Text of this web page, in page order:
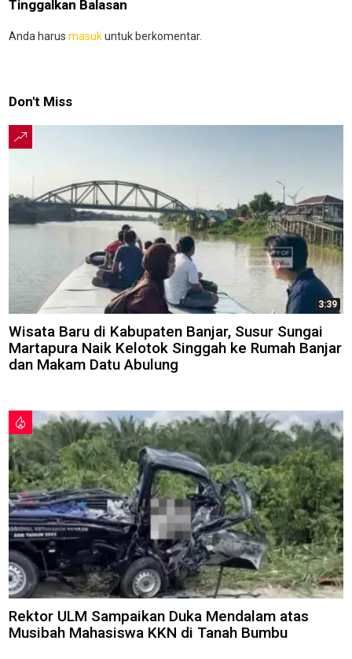
Tinggalkan Balasan
Anda harus masukuntuk berkomentar.
Don't Miss
3:39
Wisata Baru di Kabupaten Banjar, Susur Sungai
Martapura Naik Kelotok Singgah ke Rumah Banjar
dan Makam Datu Abulung
Rektor ULM Sampaikan Duka Mendalam atas
Musibah Mahasiswa KKN di Tanah Bumbu